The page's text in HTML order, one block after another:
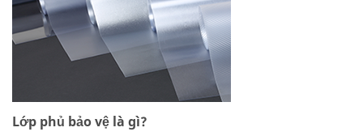
Lớp phủ bảo vệ là gì?